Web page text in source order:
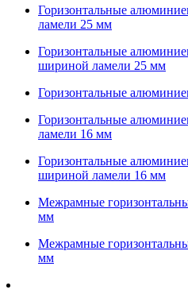
Горизонтальные
ламели 25 мм
Горизонтальные
шириной ламели 25 мм
Горизонтальные
Горизонтальные
ламели 16 мм
Горизонтальные
шириной ламели 16 мм
Межрамные
мм
Межрамные
мм